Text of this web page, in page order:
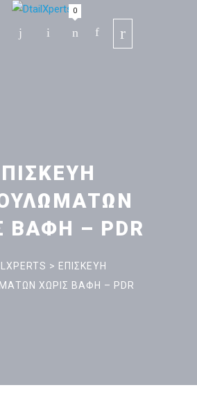
0
ΒΑΦΗ – PDR
> ΕΠΙΣΚΕΥΗ
ΧΩΡΙΣ ΒΑΦΗ – PDR